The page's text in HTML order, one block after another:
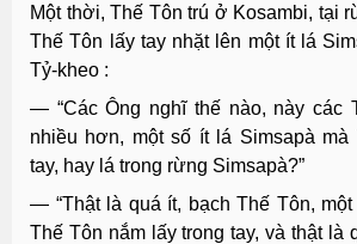
Một thời, Thế Tôn trú ở Kosambi, tại
Thế Tôn lấy tay nhặt lên một ít lá
Tỷ-kheo :
— “Các Ông nghĩ thế nào, này các
nhiều hơn, một số ít lá Simsapà mà
tay, hay lá trong rừng Simsapà?”
— “Thật là quá ít, bạch Thế Tôn,
Thế Tôn nắm lấy trong tay, và thật là